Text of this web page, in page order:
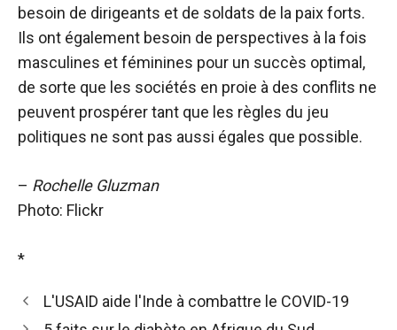
besoin de dirigeants et de soldats de la paix forts.
Ils ont également besoin de perspectives à la fois
masculines et féminines pour un succès optimal,
de sorte que les sociétés en proie à des conflits ne
peuvent prospérer tant que les règles du jeu
politiques ne sont pas aussi égales que possible.
– Rochelle Gluzman
Photo: Flickr
*
L'USAID aide l'Inde à combattre le COVID-19